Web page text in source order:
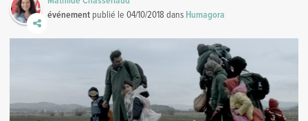
événement publié le04/10/2018 dans Humagora